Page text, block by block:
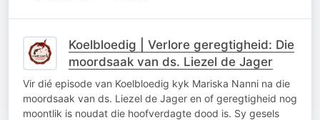
Koelbloedig | Verlore geregtigheid: Die
moordsaak van ds. Liezel de Jager
Vir dié episode van Koelbloedig kyk Mariska Nanni na die
moordsaak van ds. Liezel de Jager en of geregtigheid nog
moontlik is noudat die hoofverdagte dood is. Sy gesels